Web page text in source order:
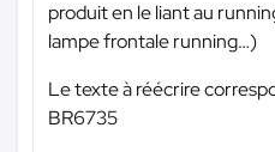
produit en le liant au
lampe frontale running…)
Le texte à réécrire
BR6735